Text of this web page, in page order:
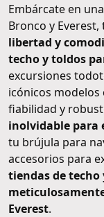
Embárcate en
Bronco y
libertad y
techo y toldos
excursiones
icónicos
fiabilidad y
inolvidable para
tu brújula para
accesorios para
tiendas de techo
Everest.